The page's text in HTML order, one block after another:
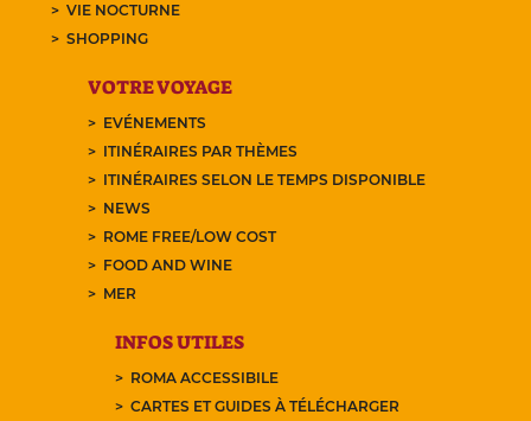
VIE NOCTURNE
SHOPPING
VOTRE VOYAGE
EVÉNEMENTS
ITINÉRAIRES PAR THÈMES
ITINÉRAIRES SELON LE TEMPS DISPONIBLE
NEWS
ROME FREE/LOW COST
FOOD AND WINE
MER
INFOS UTILES
ROMA ACCESSIBILE
CARTES ET GUIDES À TÉLÉCHARGER